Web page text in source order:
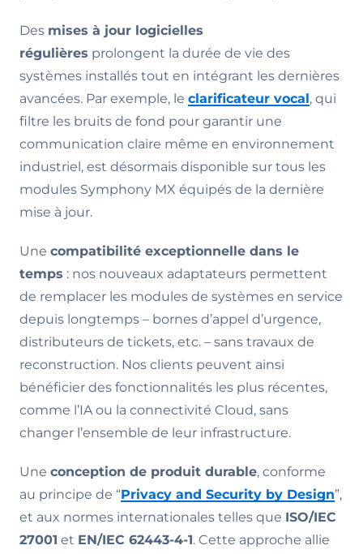
Des mises à jour logicielles
régulières prolongent la durée de vie des
systèmes installés tout en intégrant les dernières
avancées. Par exemple, le clarificateur vocal, qui
filtre les bruits de fond pour garantir une
communication claire même en environnement
industriel, est désormais disponible sur tous les
modules Symphony MX équipés de la dernière
mise à jour.
Une compatibilité exceptionnelle dans le
temps : nos nouveaux adaptateurs permettent
de remplacer les modules de systèmes en service
depuis longtemps – bornes d’appel d’urgence,
distributeurs de tickets, etc. – sans travaux de
reconstruction. Nos clients peuvent ainsi
bénéficier des fonctionnalités les plus récentes,
comme l’IA ou la connectivité Cloud, sans
changer l’ensemble de leur infrastructure.
Une conception de produit durable, conforme
au principe de “Privacy and Security by Design”,
et aux normes internationales telles que ISO/IEC
27001 et EN/IEC 62443-4-1. Cette approche allie